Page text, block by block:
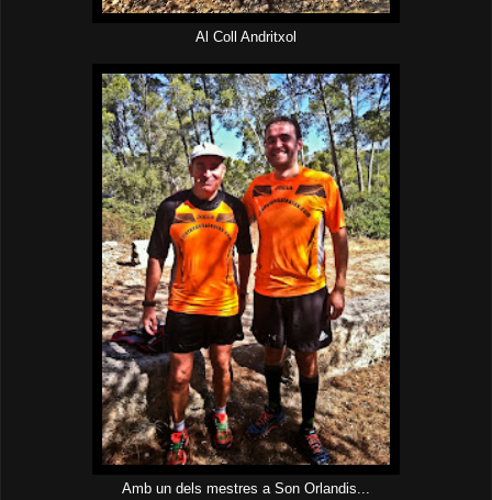
Al Coll Andritxol
Amb un dels mestres a Son Orlandis...